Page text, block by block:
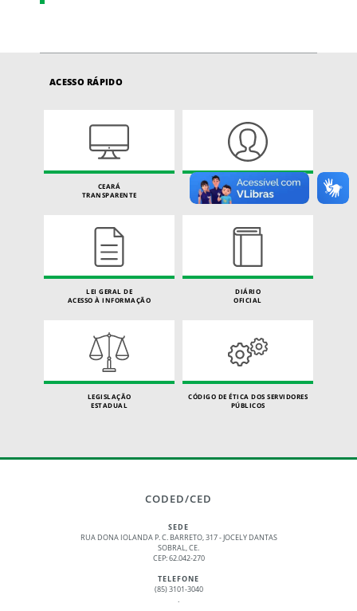
ACESSO RÁPIDO
CEARÁ
TRANSPARENTE
CARTA DE SERVIÇOS
DO CIDADÃO
LEI GERAL DE
ACESSO À INFORMAÇÃO
DIÁRIO
OFICIAL
LEGISLAÇÃO
ESTADUAL
CÓDIGO DE ÉTICA DOS SERVIDORES
PÚBLICOS
CODED/CED
SEDE
RUA DONA IOLANDA P. C. BARRETO, 317 - JOCELY DANTAS
SOBRAL, CE.
CEP: 62.042-270
TELEFONE
(85) 3101-3040
.